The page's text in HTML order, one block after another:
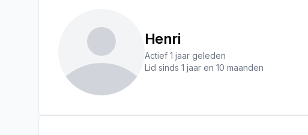
Henri
Actief 1 jaar geleden
Lid sinds 1 jaar en 10 maanden